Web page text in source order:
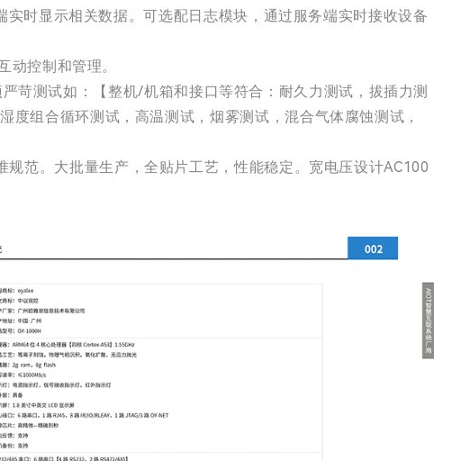
时显示相关数据。可选配日志模块，通过服务端实时接收设备
控制和管理。
苛测试如：【整机/机箱和接口等符合：耐久力测试，拔插力测
组合循环测试，高温测试，烟雾测试，混合气体腐蚀测试，
范。大批量生产，全贴片工艺，性能稳定。宽电压设计AC100